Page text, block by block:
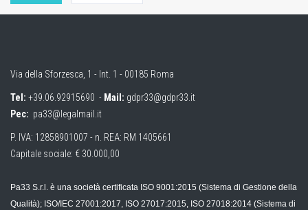
Via della Sforzesca, 1 - Int. 1 - 00185 Roma
Tel: +39.06.92915690 - Mail: gdpr33@gdpr33.it
Pec: pa33@legalmail.it
P. IVA: 12858901007 - n. REA: RM 1405661
Capitale sociale: € 30.000,00
Pa33 S.r.l. è una società certificata ISO 9001:2015 (Sistema di Gestione della
Qualità); ISO/IEC 27001:2017, ISO 27017:2015, ISO 27018:2014 (Sistema di